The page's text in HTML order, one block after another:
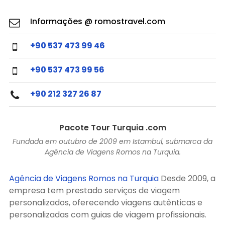
Informações @ romostravel.com
+90 537 473 99 46
+90 537 473 99 56
+90 212 327 26 87
Pacote Tour Turquia .com
Fundada em outubro de 2009 em Istambul, submarca da
Agência de Viagens Romos na Turquia.
Agência de Viagens Romos na Turquia Desde 2009, a
empresa tem prestado serviços de viagem
personalizados, oferecendo viagens autênticas e
personalizadas com guias de viagem profissionais.